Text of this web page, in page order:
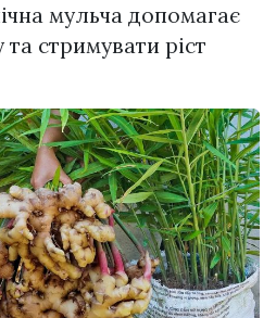
мульча допомагає
та стримувати ріст